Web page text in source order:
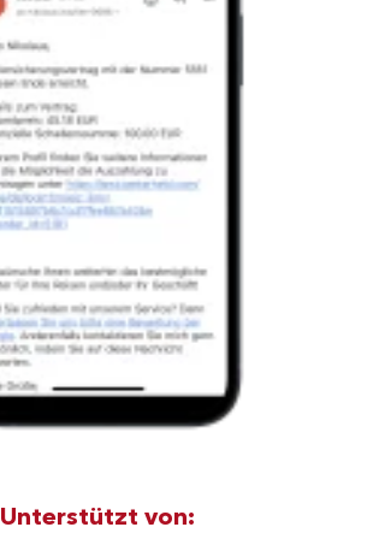
Unterstützt von: